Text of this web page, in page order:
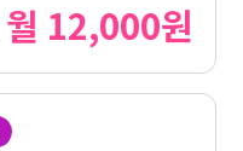
월 12,000원